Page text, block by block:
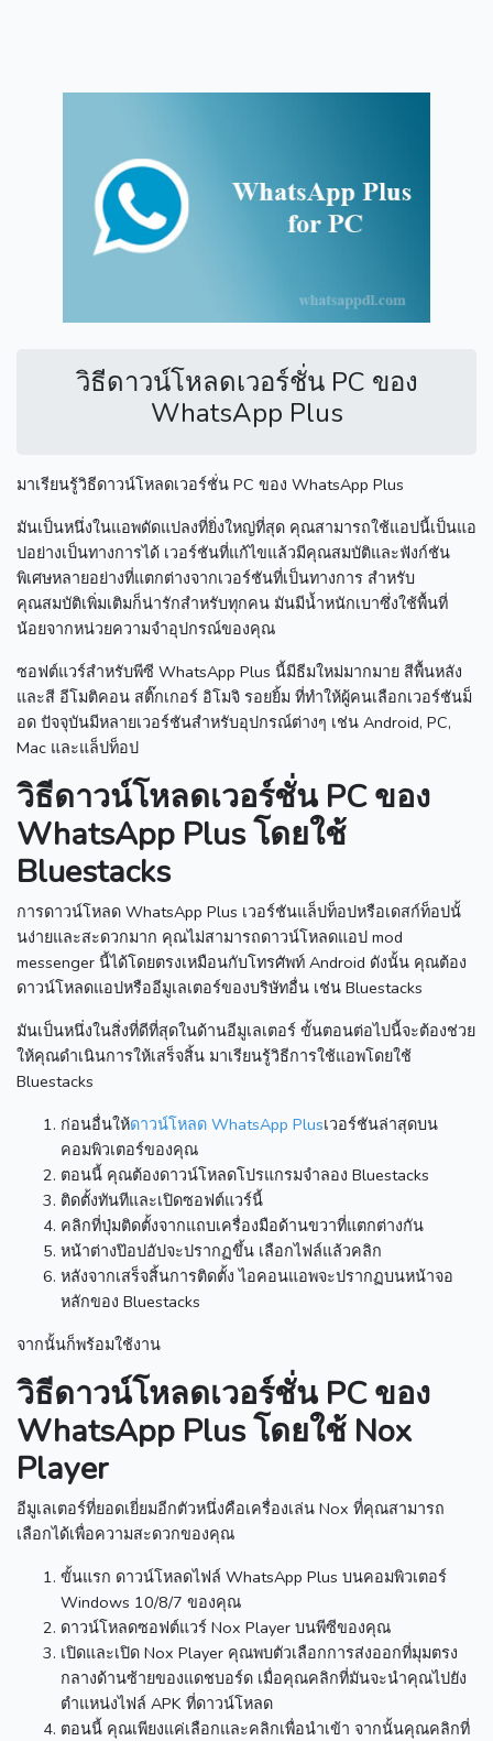
วิธีดาวน์โหลดเวอร์ชั่น PC ของ
WhatsApp Plus
มาเรียนรู้วิธีดาวน์โหลดเวอร์ชั่น PC ของ WhatsApp Plus
มันเป็นหนึ่งในแอพดัดแปลงที่ยิ่งใหญ่ที่สุด คุณสามารถใช้แอปนี้เป็นแอ
ปอย่างเป็นทางการได้ เวอร์ชันที่แก้ไขแล้วมีคุณสมบัติและฟังก์ชัน
พิเศษหลายอย่างที่แตกต่างจากเวอร์ชันที่เป็นทางการ สำหรับ
คุณสมบัติเพิ่มเติมก็น่ารักสำหรับทุกคน มันมีน้ำหนักเบาซึ่งใช้พื้นที่
น้อยจากหน่วยความจำอุปกรณ์ของคุณ
ซอฟต์แวร์สำหรับพีซี WhatsApp Plus นี้มีธีมใหม่มากมาย สีพื้นหลัง
และสี อีโมติคอน สติ๊กเกอร์ อิโมจิ รอยยิ้ม ที่ทำให้ผู้คนเลือกเวอร์ชันม็
อด ปัจจุบันมีหลายเวอร์ชันสำหรับอุปกรณ์ต่างๆ เช่น Android, PC,
Mac และแล็ปท็อป
วิธีดาวน์โหลดเวอร์ชั่น PC ของ
WhatsApp Plus โดยใช้
Bluestacks
การดาวน์โหลด WhatsApp Plus เวอร์ชันแล็ปท็อปหรือเดสก์ท็อปนั้
นง่ายและสะดวกมาก คุณไม่สามารถดาวน์โหลดแอป mod
messenger นี้ได้โดยตรงเหมือนกับโทรศัพท์ Android ดังนั้น คุณต้อง
ดาวน์โหลดแอปหรืออีมูเลเตอร์ของบริษัทอื่น เช่น Bluestacks
มันเป็นหนึ่งในสิ่งที่ดีที่สุดในด้านอีมูเลเตอร์ ขั้นตอนต่อไปนี้จะต้องช่วย
ให้คุณดำเนินการให้เสร็จสิ้น มาเรียนรู้วิธีการใช้แอพโดยใช้
Bluestacks
ก่อนอื่นให้ดาวน์โหลด WhatsApp Plusเวอร์ชันล่าสุดบน
คอมพิวเตอร์ของคุณ
ตอนนี้ คุณต้องดาวน์โหลดโปรแกรมจำลอง Bluestacks
ติดตั้งทันทีและเปิดซอฟต์แวร์นี้
คลิกที่ปุ่มติดตั้งจากแถบเครื่องมือด้านขวาที่แตกต่างกัน
หน้าต่างป๊อปอัปจะปรากฏขึ้น เลือกไฟล์แล้วคลิก
หลังจากเสร็จสิ้นการติดตั้ง ไอคอนแอพจะปรากฏบนหน้าจอ
หลักของ Bluestacks
จากนั้นก็พร้อมใช้งาน
วิธีดาวน์โหลดเวอร์ชั่น PC ของ
WhatsApp Plus โดยใช้ Nox
Player
อีมูเลเตอร์ที่ยอดเยี่ยมอีกตัวหนึ่งคือเครื่องเล่น Nox ที่คุณสามารถ
เลือกได้เพื่อความสะดวกของคุณ
ขั้นแรก ดาวน์โหลดไฟล์ WhatsApp Plus บนคอมพิวเตอร์
Windows 10/8/7 ของคุณ
ดาวน์โหลดซอฟต์แวร์ Nox Player บนพีซีของคุณ
เปิดและเปิด Nox Player คุณพบตัวเลือกการส่งออกที่มุมตรง
กลางด้านซ้ายของแดชบอร์ด เมื่อคุณคลิกที่มันจะนำคุณไปยัง
ตำแหน่งไฟล์ APK ที่ดาวน์โหลด
ตอนนี้ คุณเพียงแค่เลือกและคลิกเพื่อนำเข้า จากนั้นคุณคลิกที่